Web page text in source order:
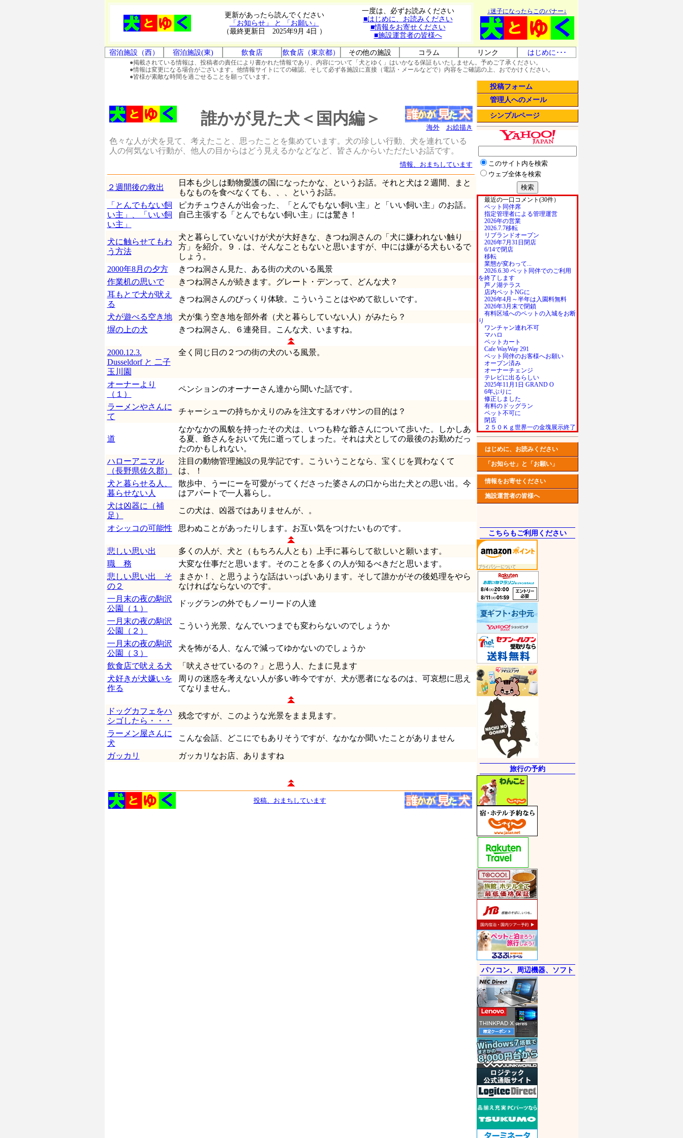
更新があったら読んでください
「お知らせ」 と 「お願い」
（最終更新日 2025年9月 4日 ）
一度は、必ずお読みください
■はじめに、お読みください
■情報をお寄せください
■施設運営者の皆様へ
↓迷子になったらこのバナー↓
宿泊施設（西） 宿泊施設(東) 飲食店 飲食店（東京都） その他の施設 コラム リンク はじめに･･･
●掲載されている情報は、投稿者の責任により書かれた情報であり、内容について「犬とゆく」はいかなる保証もいたしません。予めご了承ください。
●情報は変更になる場合がございます。他情報サイトにての確認、そして必ず各施設に直接（電話・メールなどで）内容をご確認の上、おでかけください。
●皆様が素敵な時間を過ごせることを願っています。
誰かが見た犬＜国内編＞ 海外 お絵描き
色々な人が犬を見て、考えたこと、思ったことを集めています。犬の珍しい行動、犬を連れている
人の何気ない行動が、他人の目からはどう見えるかなどなど、皆さんからいただたいお話です。
情報、おまちしています
２週間後の救出
日本も少しは動物愛護の国になったかな、というお話。それと犬は２週間、まと
もなものを食べなくても、、、というお話。
「とんでもない飼
い主」、「いい飼
い主」
ピカチュウさんが出会った、「とんでもない飼い主」と「いい飼い主」のお話。
自己主張する「とんでもない飼い主」には驚き！
犬に触らせてもわ
う方法
犬と暮らしていないけが犬が大好きな、きつね洞さんの「犬に嫌われない触り
方」を紹介。９．は、そんなこともないと思いますが、中には嫌がる犬もいるで
しょう。
2000年8月の夕方
きつね洞さん見た、ある街の犬のいる風景
作業机の思いで
きつね洞さんが続きます。グレート・デンって、どんな犬？
耳もとで犬が吠え
る
きつね洞さんのびっくり体験。こういうことはやめて欲しいです。
犬が遊べる空き地
犬が集う空き地を部外者（犬と暮らしていない人）がみたら？
塀の上の犬
きつね洞さん、６連発目。こんな犬、いますね。
2000.12.3.
Dusseldorf と 二子
玉川園
全く同じ日の２つの街の犬のいる風景。
オーナーより
（１）
ペンションのオーナーさん達から聞いた話です。
ラーメンやさんに
て
チャーシューの持ちかえりのみを注文するオバサンの目的は？
道
なかなかの風貌を持ったその犬は、いつも粋な爺さんについて歩いた。しかしあ
る夏、爺さんをおいて先に逝ってしまった。それは犬としての最後のお勤めだっ
たのかもしれない。
ハローアニマル
（長野県佐久郡）
注目の動物管理施設の見学記です。こういうことなら、宝くじを買わなくて
は、！
犬と暮らせる人、
暮らせない人
散歩中、うーにーを可愛がってくださった婆さんの口から出た犬との思い出。今
はアパートで一人暮らし。
犬は凶器に（補
足）
この犬は、凶器ではありませんが、。
オシッコの可能性 思わぬことがあったりします。お互い気をつけたいものです。
悲しい思い出
多くの人が、犬と（もちろん人とも）上手に暮らして欲しいと願います。
職 務
大変な仕事だと思います。そのことを多くの人が知るべきだと思います。
悲しい思い出 そ
の２
まさか！、と思うような話はいっぱいあります。そして誰かがその後処理をやら
なければならないのです。
一月末の夜の駒沢
公園（１）
ドッグランの外でもノーリードの人達
一月末の夜の駒沢
公園（２）
こういう光景、なんでいつまでも変わらないのでしょうか
一月末の夜の駒沢
公園（３）
犬を怖がる人、なんで減ってゆかないのでしょうか
飲食店で吠える犬
「吠えさせているの？」と思う人、たまに見ます
犬好きが犬嫌いを
作る
周りの迷惑を考えない人が多い昨今ですが、犬が悪者になるのは、可哀想に思え
てなりません。
ドッグカフェをハ
シゴしたら・・・
残念ですが、このような光景をまま見ます。
ラーメン屋さんに
犬
こんな会話、どこにでもありそうですが、なかなか聞いたことがありません
ガッカリ ガッカリなお店、ありますね
投稿、おまちしています
投稿フォーム
管理人へのメール
シンプルページ
このサイト内を検索
ウェブ全体を検索
最近の一口コメント(30件）
ペット同伴席
指定管理者による管理運営
2026年の営業
2026.7.7移転
リブランドオープン
2026年7月31日閉店
6/14で閉店
移転
業態が変わって...
2026.6.30 ペット同伴でのご利用
を終了します
芦ノ湖テラス
店内ペットNGに
2026年4月～半年は入園料無料
2026年3月末で閉鎖
有料区域へのペットの入城をお断
り
ワンチャン連れ不可
マハロ
ペットカート
Cafe WayWay 291
ペット同伴のお客様へお願い
オープン済み
オーナーチェンジ
テレビに出るらしい
2025年11月1日 GRAND O
6年ぶりに
修正しました
有料のドッグラン
ペット不可に
閉店
２５０Ｋｇ世界一の金塊展示終了
はじめに、お読みください
「お知らせ」と「お願い」
情報をお寄せください
施設運営者の皆様へ
こちらもご利用ください
旅行の予約
パソコン、周辺機器、ソフト